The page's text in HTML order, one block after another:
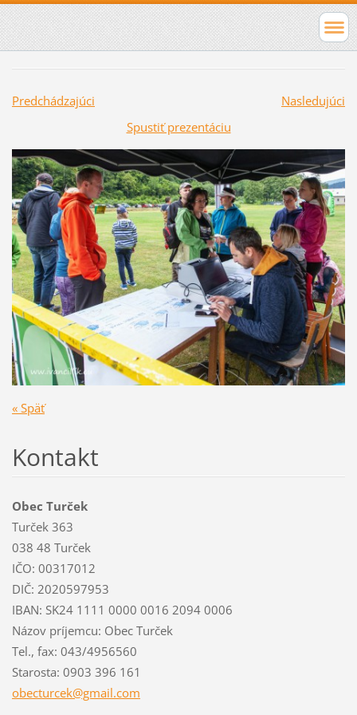
Predchádzajúci
Nasledujúci
Spustiť prezentáciu
« Späť
Kontakt
Obec Turček
Turček 363
038 48 Turček
IČO: 00317012
DIČ: 2020597953
IBAN: SK24 1111 0000 0016 2094 0006
Názov príjemcu: Obec Turček
Tel., fax: 043/4956560
Starosta: 0903 396 161
obecturcek@gmail.com